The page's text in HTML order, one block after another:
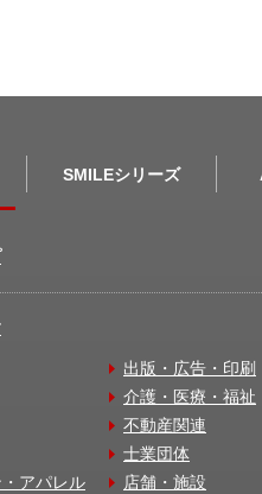
SMILEシリーズ
アパレル
出版・広告・印刷
介護・医療・福祉
不動産関連
士業団体
店舗・施設